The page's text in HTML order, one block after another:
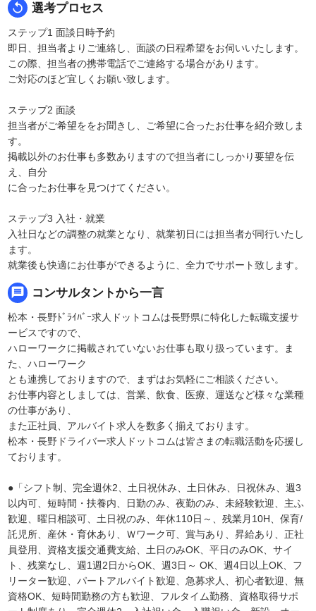
replay 選考プロセス
ステップ1 面談日時予約
即日、担当者よりご連絡し、面談の日程希望をお伺いいたします。
この際、担当者の携帯電話でご連絡する場合があります。
ご対応のほど宜しくお願い致します。
ステップ2 面談
担当者がご希望ををお聞きし、ご希望に合ったお仕事を紹介致しま
す。
掲載以外のお仕事も多数ありますので担当者にしっかり要望を伝
え、自分
に合ったお仕事を見つけてください。
ステップ3 入社・就業
入社日などの調整の就業となり、就業初日には担当者が同行いたし
ます。
就業後も快適にお仕事ができるように、全力でサポート致します。
message コンサルタントから一言
松本・長野ﾄﾞﾗｲﾊﾞｰ求人ドットコムは長野県に特化した転職支援サ
ービスですので、
ハローワークに掲載されていないお仕事も取り扱っています。ま
た、ハローワーク
とも連携しておりますので、まずはお気軽にご相談ください。
お仕事内容としましては、営業、飲食、医療、運送など様々な業種
の仕事があり、
また正社員、アルバイト求人を数多く揃えております。
松本・長野ドライバー求人ドットコムは皆さまの転職活動を応援し
ております。
●「シフト制、完全週休2、土日祝休み、土日休み、日祝休み、週3
以内可、短時間・扶養内、日勤のみ、夜勤のみ、未経験歓迎、主ふ
歓迎、曜日相談可、土日祝のみ、年休110日～、残業月10H、保育/
託児所、産休・育休あり、Ｗワーク可、賞与あり、昇給あり、正社
員登用、資格支援交通費支給、土日のみOK、平日のみOK、サイ
ト、残業なし、週1週2日からOK、週3日～ OK、週4日以上OK、フ
リーター歓迎、パートアルバイト歓迎、急募求人、初心者歓迎、無
資格OK、短時間勤務の方も歓迎、フルタイム勤務、資格取得サポ